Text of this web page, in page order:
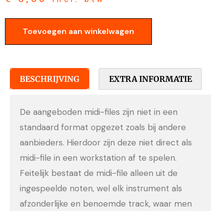
Toevoegen aan winkelwagen
BESCHRIJVING EXTRA INFORMATIE
De aangeboden midi-files zijn niet in een
standaard format opgezet zoals bij andere
aanbieders. Hierdoor zijn deze niet direct als
midi-file in een workstation af te spelen.
Feitelijk bestaat de midi-file alleen uit de
ingespeelde noten, wel elk instrument als
afzonderlijke en benoemde track, waar men